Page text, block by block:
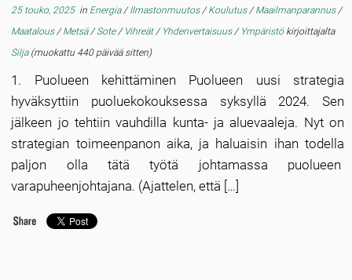
25 touko, 2025in Energia/Ilmastonmuutos/Koulutus/Maailmanparannus/
Maatalous/Metsä/Sote/ Vihreät/ Yhdenvertaisuus/ Ympäristö kirjoittajalta
Silja(muokattu 440 päivää sitten)
1. Puolueen kehittäminen Puolueen uusi strategia
hyväksyttiin puoluekokouksessa syksyllä 2024. Sen
jälkeen jo tehtiin vauhdilla kunta- ja aluevaaleja. Nyt on
strategian toimeenpanon aika, ja haluaisin ihan todella
paljon olla tätä työtä johtamassa puolueen
varapuheenjohtajana. (Ajattelen, että […]